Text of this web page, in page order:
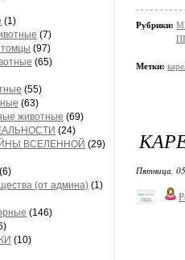
(1)
(7)
(97)
(65)
(55)
(63)
животные (69)
(24)
ВСЕЛЕННОЙ (29)
(6)
(от админа) (1)
(146)
(10)
Рубрики:
Метки:
Пятница,